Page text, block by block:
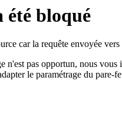
été bloqué
car la requête envoyée
n'est pas opportun, nous
le paramétrage du pare-